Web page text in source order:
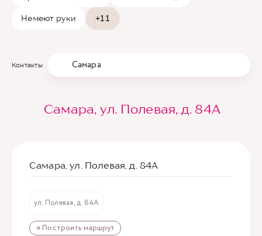
Немеют руки +11
Контакты Самара
Самара, ул. Полевая, д. 84А
Самара, ул. Полевая, д. 84А
ул. Полевая, д. 84А
→ Построить маршрут